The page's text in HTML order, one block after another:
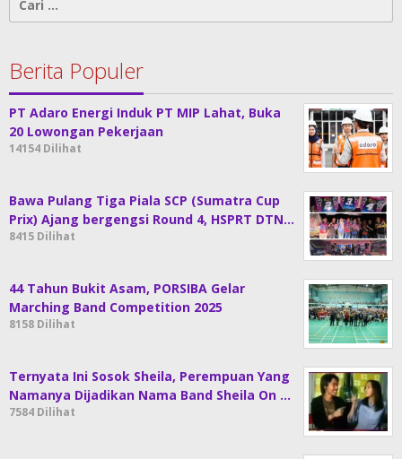
untuk:
Berita Populer
PT Adaro Energi Induk PT MIP Lahat, Buka
20 Lowongan Pekerjaan
14154 Dilihat
Bawa Pulang Tiga Piala SCP (Sumatra Cup
Prix) Ajang bergengsi Round 4, HSPRT DTN…
8415 Dilihat
44 Tahun Bukit Asam, PORSIBA Gelar
Marching Band Competition 2025
8158 Dilihat
Ternyata Ini Sosok Sheila, Perempuan Yang
Namanya Dijadikan Nama Band Sheila On …
7584 Dilihat